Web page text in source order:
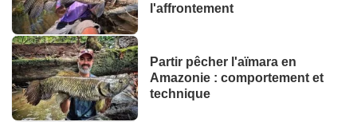
l'affrontement
Partir pêcher l'aïmara en
Amazonie : comportement et
technique